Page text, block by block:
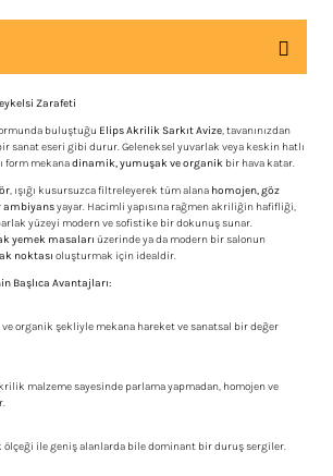
Zarafeti
buluştuğu Elips Akrilik Sarkıt Avize, tavanınızdan
sanat eseri gibi durur. Geleneksel yuvarlak veya keskin hatlı
form mekanadinamik, yumuşak ve organik bir hava katar.
, ışığı kusursuzca filtreleyerek tüm alana homojen, göz
ambiyansyayar. Hacimli yapısına rağmen akriliğin hafifliği,
yüzeyi modern ve sofistike bir dokunuş sunar.
yemek masaları üzerinde ya da modern bir salonun
noktası oluşturmak için idealdir.
Başlıca Avantajları:
ve organik şekliyle mekana hareket ve sanatsal bir değer
malzeme sayesinde parlama yapmadan, homojen ve
ölçeği ile geniş alanlarda bile dominant bir duruş sergiler.